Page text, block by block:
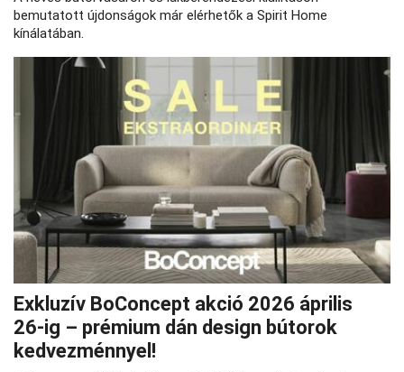
bemutatott újdonságok már elérhetők a Spirit Home
kínálatában.
Exkluzív BoConcept akció 2026 április
26‑ig – prémium dán design bútorok
kedvezménnyel!